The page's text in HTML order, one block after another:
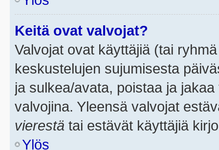
Keitä ovat valvojat?
Valvojat ovat käyttäjiä (tai
keskustelujen sujumisesta
ja sulkea/avata, poistaa ja
valvojina. Yleensä valvojat
vierestä tai estävät käyttäjiä
Ylös